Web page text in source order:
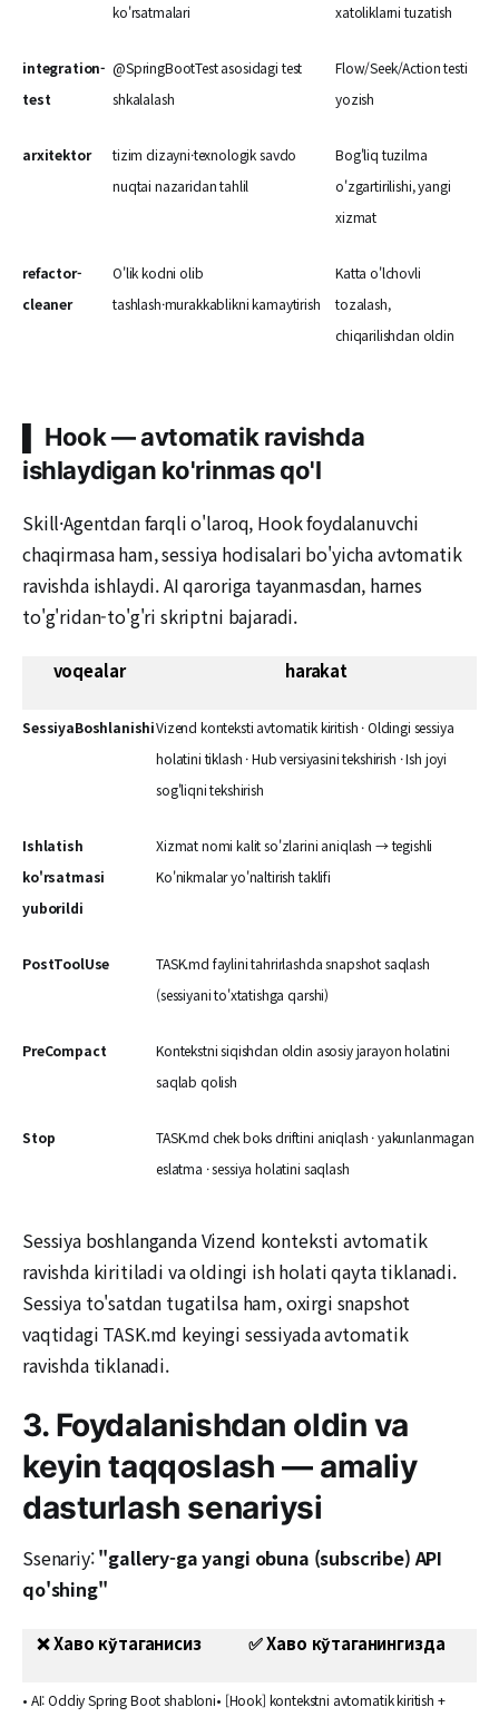
ko'rsatmalari
xatoliklarni tuzatish
integration-
test
@SpringBootTest asosidagi test
shkalalash
Flow/Seek/Action testi
yozish
arxitektor
tizim dizayni·texnologik savdo
nuqtai nazaridan tahlil
Bog'liq tuzilma
o'zgartirilishi, yangi
xizmat
refactor-
cleaner
O'lik kodni olib
tashlash·murakkablikni kamaytirish
Katta o'lchovli
tozalash,
chiqarilishdan oldin
▌ Hook — avtomatik ravishda
ishlaydigan ko'rinmas qo'l
Skill·Agentdan farqli o'laroq, Hook foydalanuvchi
chaqirmasa ham, sessiya hodisalari bo'yicha avtomatik
ravishda ishlaydi. AI qaroriga tayanmasdan, harnes
to'g'ridan-to'g'ri skriptni bajaradi.
voqealar harakat
SessiyaBoshlanishiVizend konteksti avtomatik kiritish · Oldingi sessiya
holatini tiklash · Hub versiyasini tekshirish · Ish joyi
sog'liqni tekshirish
Ishlatish
ko'rsatmasi
yuborildi
Xizmat nomi kalit so'zlarini aniqlash → tegishli
Ko'nikmalar yo'naltirish taklifi
PostToolUse
TASK.md faylini tahrirlashda snapshot saqlash
(sessiyani to'xtatishga qarshi)
PreCompact
Kontekstni siqishdan oldin asosiy jarayon holatini
saqlab qolish
Stop
TASK.md chek boks driftini aniqlash · yakunlanmagan
eslatma · sessiya holatini saqlash
Sessiya boshlanganda Vizend konteksti avtomatik
ravishda kiritiladi va oldingi ish holati qayta tiklanadi.
Sessiya to'satdan tugatilsa ham, oxirgi snapshot
vaqtidagi TASK.md keyingi sessiyada avtomatik
ravishda tiklanadi.
3. Foydalanishdan oldin va
keyin taqqoslash — amaliy
dasturlash senariysi
Ssenariy:"gallery-ga yangi obuna (subscribe) API
qo'shing"
❌ Xаво кўтаганисиз ✅ Хаво кўтаганингизда
• AI: Oddiy Spring Boot shabloni• [Hook] kontekstni avtomatik kiritish +